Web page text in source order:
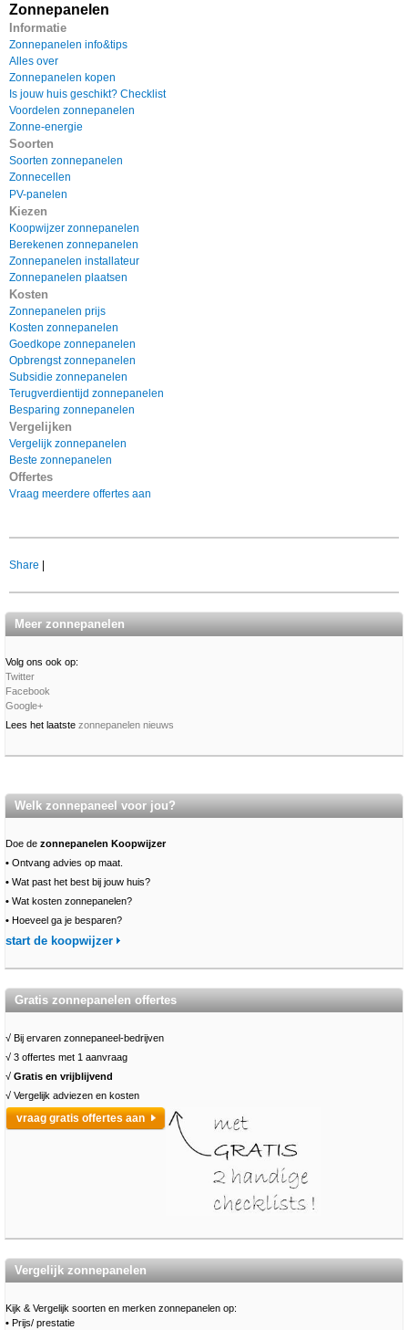
Zonnepanelen
Informatie
Zonnepanelen info&tips
Alles over
Zonnepanelen kopen
Is jouw huis geschikt? Checklist
Voordelen zonnepanelen
Zonne-energie
Soorten
Soorten zonnepanelen
Zonnecellen
PV-panelen
Kiezen
Koopwijzer zonnepanelen
Berekenen zonnepanelen
Zonnepanelen installateur
Zonnepanelen plaatsen
Kosten
Zonnepanelen prijs
Kosten zonnepanelen
Goedkope zonnepanelen
Opbrengst zonnepanelen
Subsidie zonnepanelen
Terugverdientijd zonnepanelen
Besparing zonnepanelen
Vergelijken
Vergelijk zonnepanelen
Beste zonnepanelen
Offertes
Vraag meerdere offertes aan
Share |
Meer zonnepanelen
Volg ons ook op:
Twitter
Facebook
Google+
Lees het laatste zonnepanelen nieuws
Welk zonnepaneel voor jou?
Doe de zonnepanelen Koopwijzer
• Ontvang advies op maat.
• Wat past het best bij jouw huis?
• Wat kosten zonnepanelen?
• Hoeveel ga je besparen?
start de koopwijzer
Gratis zonnepanelen offertes
√ Bij ervaren zonnepaneel-bedrijven
√ 3 offertes met 1 aanvraag
√ Gratis en vrijblijvend
√ Vergelijk adviezen en kosten
vraag gratis offertes aan
Vergelijk zonnepanelen
Kijk & Vergelijk soorten en merken zonnepanelen op:
• Prijs/ prestatie